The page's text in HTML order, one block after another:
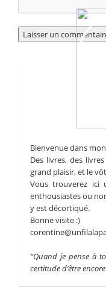
Bienvenue dans
Des livres, des
grand plaisir, et le
Vous trouverez ici
enthousiastes ou
y est décortiqué.
Bonne visite :)
“Quand je pense à
certitude d’être